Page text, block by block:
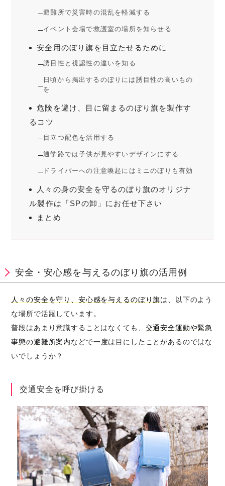
避難所で災害時の混乱を軽減する
イベント会場で救護室の場所を知らせる
安全用のぼり旗を目立たせるために
誘目性と視認性の違いを知る
日頃から掲出するのぼりには誘目性の高いもの
を
危険を避け、目に留まるのぼり旗を製作す
るコツ
目立つ配色を活用する
通学路では子供が見やすいデザインにする
ドライバーへの注意喚起にはミニのぼりも有効
人々の身の安全を守るのぼり旗のオリジナ
ル製作は「SPの卸」にお任せ下さい
まとめ
安全・安心感を与えるのぼり旗の活用例
人々の安全を守り、安心感を与えるのぼり旗は、以下のよう
な場所で活躍しています。
普段はあまり意識することはなくても、 交通安全運動や緊急
事態の避難所案内などで一度は目にしたことがあるのではな
いでしょうか？
交通安全を呼び掛ける